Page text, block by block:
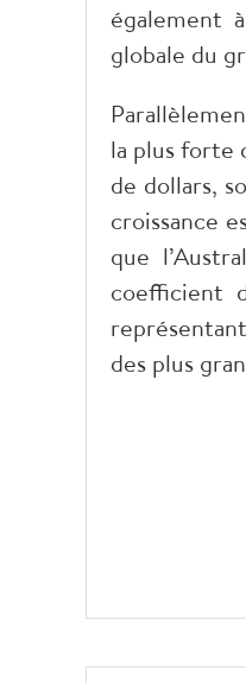
également
globale du
la plus forte
de dollars,
croissance
que
coefficient
des plus